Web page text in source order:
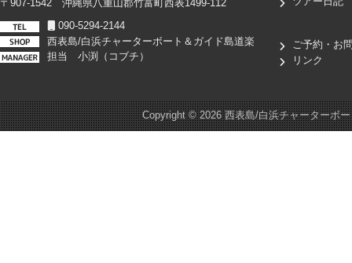
〒907-1542 沖縄県八重山郡竹富町西表1499-112
090-5294-2144
西表島/白浜チャーターボート＆ガイド島道楽
担当 小渕（コブチ）
ご予約・お
リンク
Copyright ©2026 西表島/白浜チャーターボ